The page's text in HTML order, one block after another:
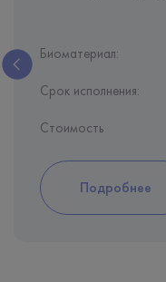
Биоматериал:
Срок исполнения:
Стоимость
Подробнее